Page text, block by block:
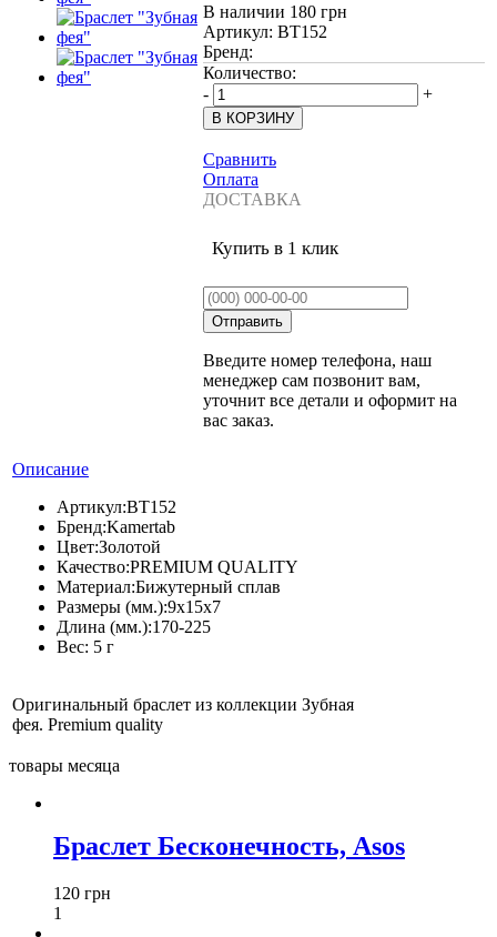
В наличии 180 грн
Артикул: BT152
Бренд:
Количество:
-
+
Сравнить
Оплата
ДОСТАВКА
Купить в 1 клик
Введите номер телефона, наш
менеджер сам позвонит вам,
уточнит все детали и оформит на
вас заказ.
Описание
Артикул:BT152
Бренд:Kamertab
Цвет:Золотой
Качество:PREMIUM QUALITY
Материал:Бижутерный сплав
Размеры (мм.):9x15x7
Длина (мм.):170-225
Вес: 5 г
Оригинальный браслет из коллекции Зубная
фея. Premium quality
товары месяца
Браслет Бесконечность, Asos
120 грн
1